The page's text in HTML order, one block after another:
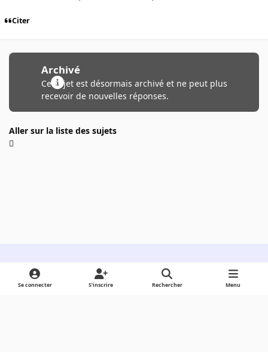
Citer
Archivé
Ce sujet est désormais archivé et ne peut plus
recevoir de nouvelles réponses.
Aller sur la liste des sujets
Light ModeDark ModeSystem Preference
Se connecter S’inscrire Rechercher Menu